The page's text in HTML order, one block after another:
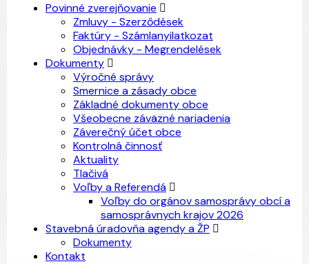
Povinné zverejňovanie
Zmluvy - Szerződések
Faktúry - Számlanyilatkozat
Objednávky - Megrendelések
Dokumenty
Výročné správy
Smernice a zásady obce
Základné dokumenty obce
Všeobecne záväzné nariadenia
Záverečný účet obce
Kontrolná činnosť
Aktuality
Tlačivá
Voľby a Referendá
Voľby do orgánov samosprávy obcí a
samosprávnych krajov 2026
Stavebná úradovňa agendy a ŽP
Dokumenty
Kontakt